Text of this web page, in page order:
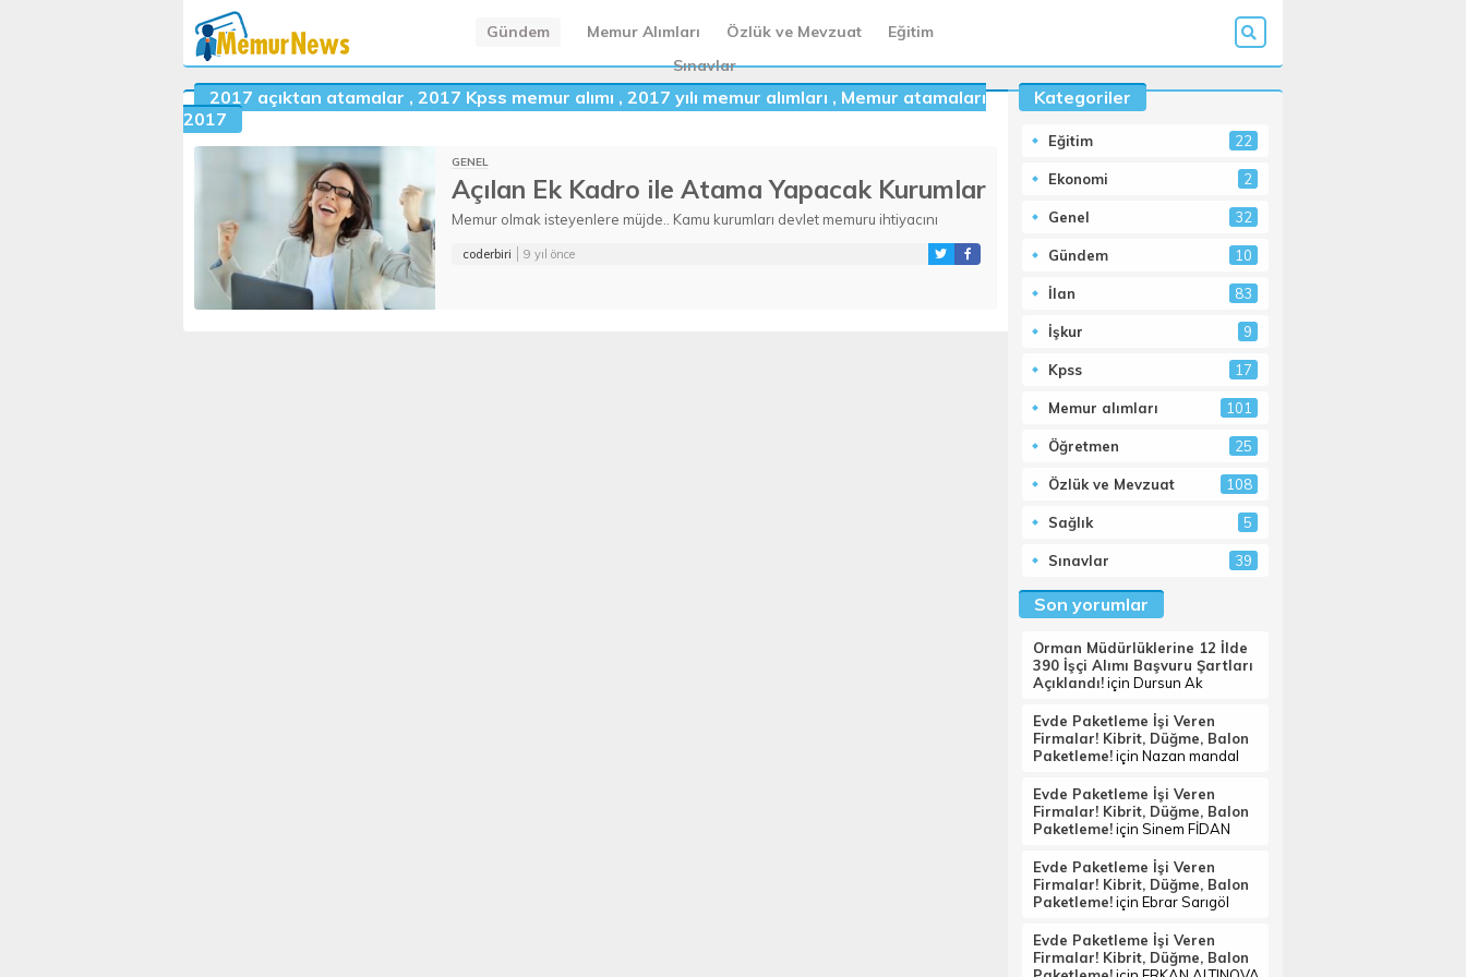
Gündem Memur Alımları Özlük ve Mevzuat
Eğitim
Sınavlar
2017 açıktan atamalar , 2017 Kpss memur alımı , 2017 yılı memur alımları , Memur atamaları
2017
GENEL
Açılan Ek Kadro ile Atama Yapacak Kurumlar
Memur olmak isteyenlere müjde.. Kamu kurumları devlet memuru ihtiyacını
coderbiri 9 yıl önce
Kategoriler
Eğitim 22
Ekonomi 2
Genel 32
Gündem 10
İlan 83
İşkur 9
Kpss 17
Memur alımları 101
Öğretmen 25
Özlük ve Mevzuat 108
Sağlık 5
Sınavlar 39
Son yorumlar
Orman Müdürlüklerine 12 İlde
390 İşçi Alımı Başvuru Şartları
Açıklandı!için Dursun Ak
Evde Paketleme İşi Veren
Firmalar! Kibrit, Düğme, Balon
Paketleme!için Nazan mandal
Evde Paketleme İşi Veren
Firmalar! Kibrit, Düğme, Balon
Paketleme!için Sinem FİDAN
Evde Paketleme İşi Veren
Firmalar! Kibrit, Düğme, Balon
Paketleme!için Ebrar Sarıgöl
Evde Paketleme İşi Veren
Firmalar! Kibrit, Düğme, Balon